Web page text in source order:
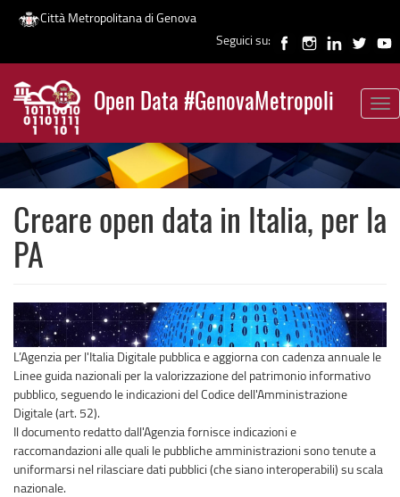
Salta
contenuto
principale
Città Metropolitana di Genova
Seguici su:
Open Data #GenovaMetropoli
News
Creare open data in Italia, per la
PA
L’Agenzia per l'Italia Digitale pubblica e aggiorna con cadenza annuale le
Linee guida nazionali per la valorizzazione del patrimonio informativo
pubblico, seguendo le indicazioni del Codice dell'Amministrazione
Digitale (art. 52).
Il documento redatto dall'Agenzia fornisce indicazioni e
raccomandazioni alle quali le pubbliche amministrazioni sono tenute a
uniformarsi nel rilasciare dati pubblici (che siano interoperabili) su scala
nazionale.